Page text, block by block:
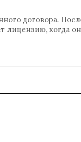
договора.
лицензию, когда